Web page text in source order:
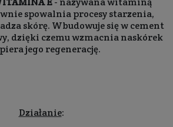
spowalnia procesy starzenia,
skórę. Wbudowuje się w cement
dzięki czemu wzmacnia naskórek
jego regenerację.
Działanie: